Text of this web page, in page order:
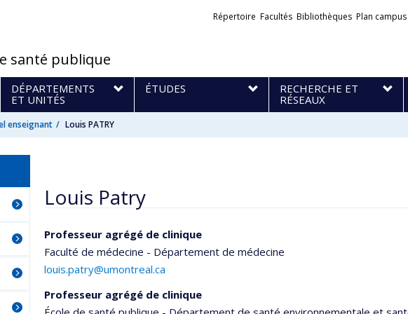
santé publique
Liens
Répertoire Facultés Bibliothèques Plan campus
DÉPARTEMENTS
ET UNITÉS
ÉTUDES
RECHERCHE ET
RÉSEAUX
enseignant Louis PATRY
Louis Patry
Professeur agrégé de clinique
Faculté de médecine - Département de médecine
louis.patry@umontreal.ca
Professeur agrégé de clinique